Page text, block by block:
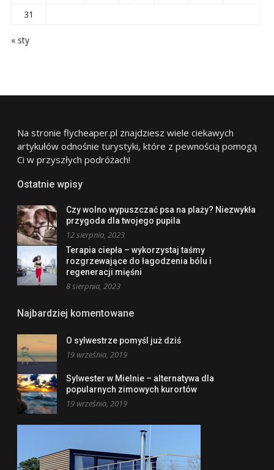
31
« sty
Na stronie flycheaper.pl znajdziesz wiele ciekawych
artykułów odnośnie turystyki, które z pewnością pomogą
Ci w przyszłych podróżach!
Ostatnie wpisy
Czy wolno wypuszczać psa na plaży? Niezwykła
przygoda dla twojego pupila
12 sierpnia, 2023
Terapia ciepła – wykorzystaj taśmy
rozgrzewające do łagodzenia bólu i
regeneracji mięśni
8 sierpnia, 2023
Najbardziej komentowane
O sylwestrze pomyśl już dziś
19 września, 2019
Sylwester w Mielnie – alternatywa dla
popularnych zimowych kurortów
19 września, 2019